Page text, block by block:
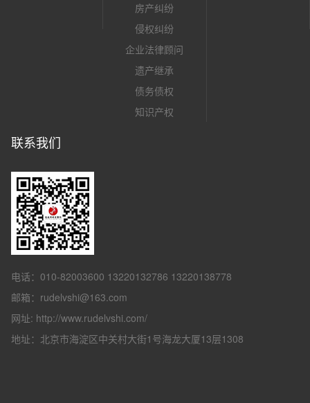
房产纠纷
侵权纠纷
企业法律顾问
遗产继承
债务债权
知识产权
联系我们
电话：010-82003600 13220132786 13220138778
邮箱：rudelvshi@163.com
网址: http://www.rudelvshi.com/
地址：北京市海淀区中关村大街1号海龙大厦13层1308